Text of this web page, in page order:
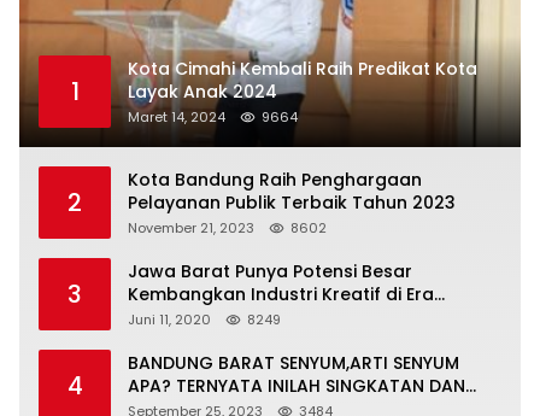
1
Kota Cimahi Kembali Raih Predikat Kota
Layak Anak 2024
Maret 14, 2024 9664
2
Kota Bandung Raih Penghargaan
Pelayanan Publik Terbaik Tahun 2023
November 21, 2023 8602
3
Jawa Barat Punya Potensi Besar
Kembangkan Industri Kreatif di Era
Normal Baru
Juni 11, 2020 8249
4
BANDUNG BARAT SENYUM,ARTI SENYUM
APA? TERNYATA INILAH SINGKATAN DAN
MAKNANYA
September 25, 2023 3484